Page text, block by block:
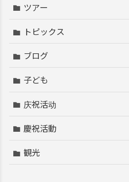
ツアー
トピックス
ブログ
子ども
庆祝活动
慶祝活動
観光